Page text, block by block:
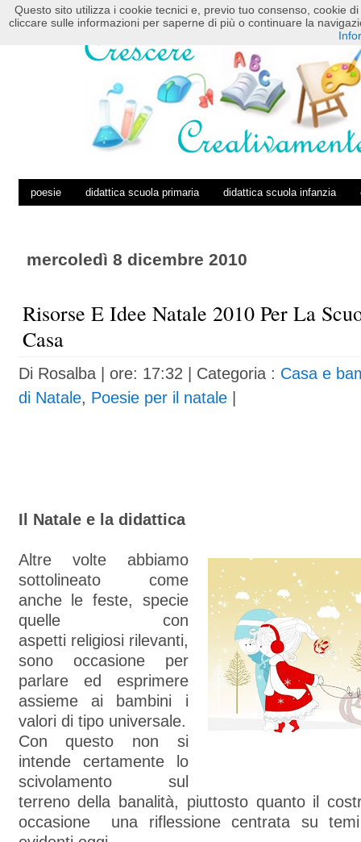
HOME POSTS RSS COMMENTS RSS
poesie didattica scuola primaria didattica scuola infanzia
mercoledì 8 dicembre 2010
Risorse E Idee Natale 2010 Per La
Casa
Di Rosalba| ore: 17:32 | Categoria : Casa e
di Natale, Poesie per il natale
Il Natale e la didattica
Altre volte abbiamo
sottolineato come
anche le feste, specie
quelle con
aspetti religiosi rilevanti,
sono occasione per
parlare ed esprimere
assieme ai bambini i
valori di tipo universale.
Con questo non si
intende certamente lo
scivolamento sul
terreno della banalità, piuttosto quanto il
occasione una riflessione centrata su temi
Questo sito utilizza i cookie tecnici e, previo tuo consenso, cookie
cliccare sulle informazioni per saperne di più o continuare la